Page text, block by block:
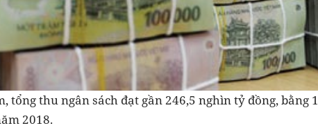
tổng thu ngân sách đạt gần 246,5 nghìn tỷ đồng, bằng
2018.